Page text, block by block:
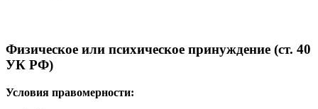
Физическое или психическое принуждение (ст. 40
УК РФ)
Условия правомерности: